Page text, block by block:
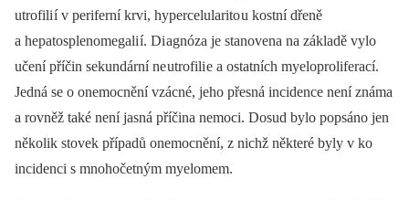
utrofili í v periferní krvi, hypercelularito u kostní dřeně
a hepatosplenomegali í. Di agnóza je stanovena na základě vylo
učení příčin sekundární ne utrofili e a ostatních myeloproliferací.
Jedná se o onemocnění vzácné, jeho přesná incidence není známa
a rovněž také není jasná příčina nemoci. Dosud bylo popsáno jen
několik stovek případů onemocnění, z nichž ně­kte­ré byly v ko
incidenci s mnohočetným myelomem.